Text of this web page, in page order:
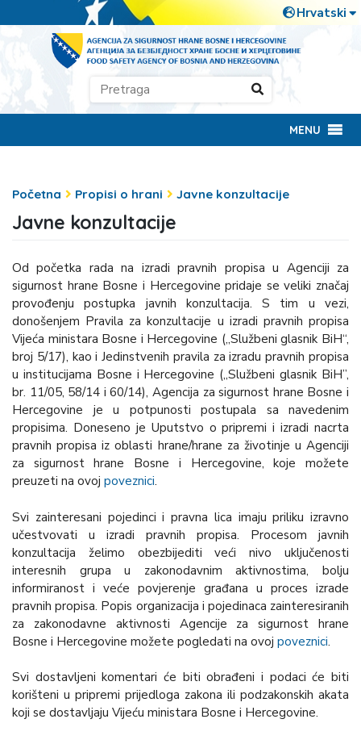
MENU
Početna Propisi o hrani Javne konzultacije
Javne konzultacije
Od početka rada na izradi pravnih propisa u Agenciji za
sigurnost hrane Bosne i Hercegovine pridaje se veliki značaj
provođenju postupka javnih konzultacija. S tim u vezi,
donošenjem Pravila za konzultacije u izradi pravnih propisa
Vijeća ministara Bosne i Hercegovine („Službeni glasnik BiH“,
broj 5/17), kao i Jedinstvenih pravila za izradu pravnih propisa
u institucijama Bosne i Hercegovine („Službeni glasnik BiH”,
br. 11/05, 58/14 i 60/14), Agencija za sigurnost hrane Bosne i
Hercegovine je u potpunosti postupala sa navedenim
propisima. Doneseno je Uputstvo o pripremi i izradi nacrta
pravnih propisa iz oblasti hrane/hrane za životinje u Agenciji
za sigurnost hrane Bosne i Hercegovine, koje možete
preuzeti na ovoj poveznici.
Svi zainteresani pojedinci i pravna lica imaju priliku izravno
učestvovati u izradi pravnih propisa. Procesom javnih
konzultacija želimo obezbijediti veći nivo uključenosti
interesnih grupa u zakonodavnim aktivnostima, bolju
informiranost i veće povjerenje građana u proces izrade
pravnih propisa. Popis organizacija i pojedinaca zainteresiranih
za zakonodavne aktivnosti Agencije za sigurnost hrane
Bosne i Hercegovine možete pogledati na ovoj poveznici.
Svi dostavljeni komentari će biti obrađeni i podaci će biti
korišteni u pripremi prijedloga zakona ili podzakonskih akata
koji se dostavljaju Vijeću ministara Bosne i Hercegovine.